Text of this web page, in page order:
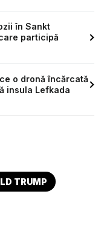
în Sankt
participă
o dronă încărcată
insula Lefkada
TRUMP